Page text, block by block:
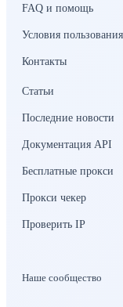
FAQ и помощь
Условия пользования
Контакты
Статьи
Последние новости
Документация API
Бесплатные прокси
Прокси чекер
Проверить IP
Наше сообщество